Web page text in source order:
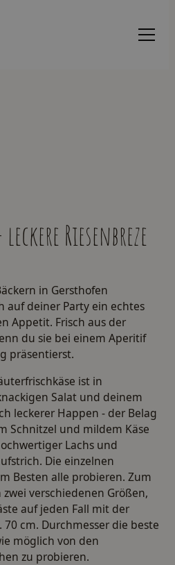
Riesenbreze
in Gersthofen
auf deiner Party ein echtes
Appetit. Frisch aus der
du sie bei einem Aperitif
präsentierst.
ist in
Salat und deinem
leckerer Happen - der Belag
Schnitzel und mildem Käse
Lachs und
Die einzelnen
Besten alle probieren. Zum
zwei verschiedenen Größen,
auf jeden Fall mit der
cm. Durchmesser die beste
möglich von den
zu probieren.